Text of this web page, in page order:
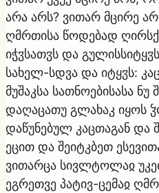
არა არს? ვითარ მცირე
ღმრთისა წოდებად
იჭჳსათჳს და
სახელ-სდვა და იტყჳს:
მუშაკსა სათნოებისასა
დაღაცათუ გლახაკ იყოს
დაწუნებულ კაცთაგან და
ეცით და შეიტკბეთ
ვითარცა სივლტოლაჲ
ეგრეთვე პატივ-ცემაჲ